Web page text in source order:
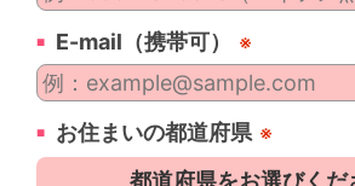
E-mail（携帯可） ※
お住まいの都道府県 ※